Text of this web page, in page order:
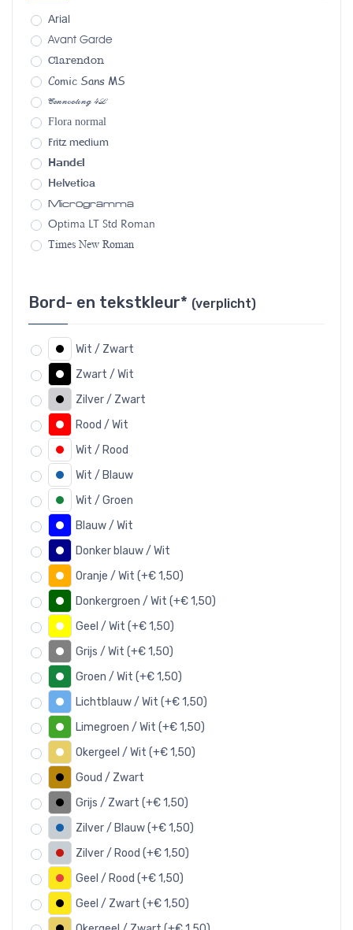
Arial
Avant Garde
Clarendon
Comic Sans MS
Connecting 4L
Flora normal
Fritz medium
Handel
Helvetica
Microgramma
Optima LT Std Roman
Times New Roman
Bord- en tekstkleur* (verplicht)
Wit / Zwart
Zwart / Wit
Zilver / Zwart
Rood / Wit
Wit / Rood
Wit / Blauw
Wit / Groen
Blauw / Wit
Donker blauw / Wit
Oranje / Wit (+€ 1,50)
Donkergroen / Wit (+€ 1,50)
Geel / Wit (+€ 1,50)
Grijs / Wit (+€ 1,50)
Groen / Wit (+€ 1,50)
Lichtblauw / Wit (+€ 1,50)
Limegroen / Wit (+€ 1,50)
Okergeel / Wit (+€ 1,50)
Goud / Zwart
Grijs / Zwart (+€ 1,50)
Zilver / Blauw (+€ 1,50)
Zilver / Rood (+€ 1,50)
Geel / Rood (+€ 1,50)
Geel / Zwart (+€ 1,50)